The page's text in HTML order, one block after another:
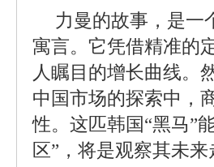
力曼的故事，是一
寓言。它凭借精准的
人瞩目的增长曲线。
中国市场的探索中，
性。这匹韩国“黑马”
区”，将是观察其未来